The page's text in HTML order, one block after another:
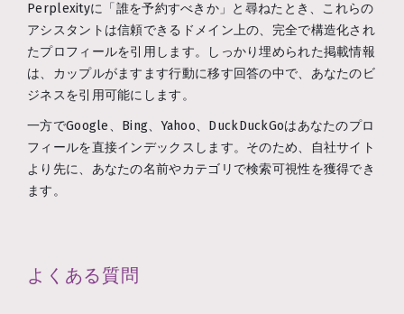
Perplexityに「誰を予約すべきか」と尋ねたとき、これらの
アシスタントは信頼できるドメイン上の、完全で構造化され
たプロフィールを引用します。しっかり埋められた掲載情報
は、カップルがますます行動に移す回答の中で、あなたのビ
ジネスを引用可能にします。
一方でGoogle、Bing、Yahoo、DuckDuckGoはあなたのプロ
フィールを直接インデックスします。そのため、自社サイト
より先に、あなたの名前やカテゴリで検索可視性を獲得でき
ます。
よくある質問